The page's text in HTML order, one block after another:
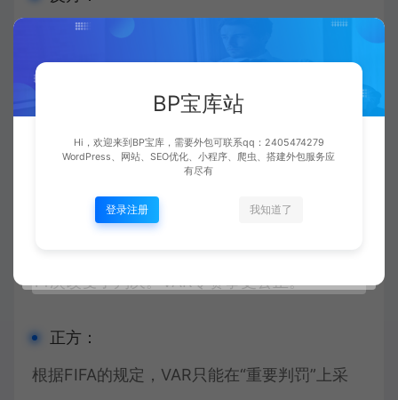
难道VAR判罚的准确性与公平性不比纯人工判
罚更高吗？FIFA裁判员委员会副主席科里纳表
示，VAR99.3%的判决是正确的，“非常接近于
完美”。科里纳说，VAR已检视了亚洲杯包括112
粒进球在内的335起事件，在48场小组赛中，
平均值每场赛事近7次采用VAR；335起事件
14次改变了判决。VAR令赛事更公正。
正方：
根据FIFA的规定，VAR只能在“重要判罚”上采
BP宝库站
Hi，欢迎来到BP宝库，需要外包可联系qq：2405474279
WordPress、网站、SEO优化、小程序、爬虫、搭建外包服务应
有尽有
登录注册 我知道了